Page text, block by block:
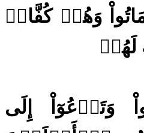
وَهُمۡ كُفَّارٞ
لَهُمۡ
وَتَدۡعُوٓاْ إِلَى